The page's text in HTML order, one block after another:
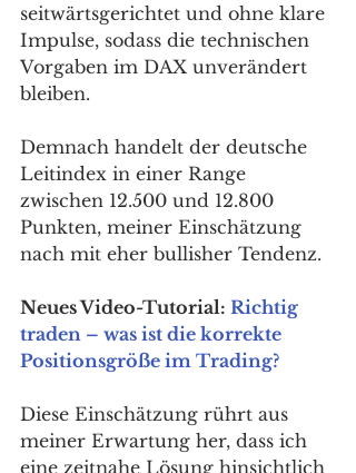
seitwärtsgerichtet und ohne klare
Impulse, sodass die technischen
Vorgaben im DAX unverändert
bleiben.
Demnach handelt der deutsche
Leitindex in einer Range
zwischen 12.500 und 12.800
Punkten, meiner Einschätzung
nach mit eher bullisher Tendenz.
Neues Video-Tutorial: Richtig
traden – was ist die korrekte
Positionsgröße im Trading?
Diese Einschätzung rührt aus
meiner Erwartung her, dass ich
eine zeitnahe Lösung hinsichtlich